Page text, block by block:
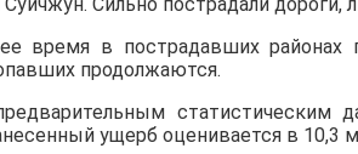
время в пострадавших районах
продолжаются.
ущерб оценивается в